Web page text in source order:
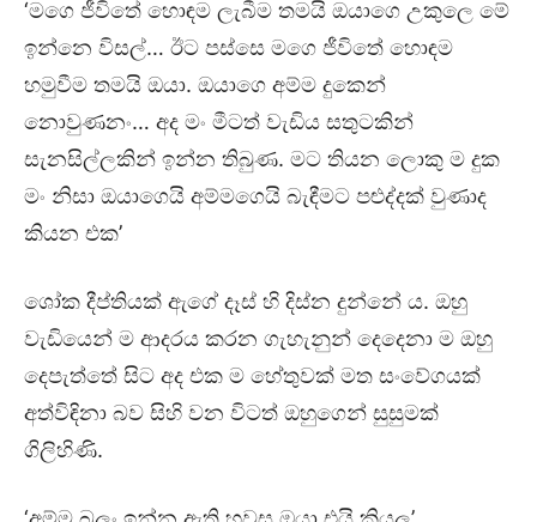
‘මගෙ ජීවිතේ හොඳම ලැබීම තමයි ඔයාගෙ උකුලෙ මේ
ඉන්නෙ විසල්… ඊට පස්සෙ මගෙ ජීවිතේ හොඳම
හමුවීම තමයි ඔයා. ඔයාගෙ අම්ම දුකෙන්
නොවුණනං… අද මං මීටත් වැඩිය සතුටකින්
සැනසිල්ලකින් ඉන්න තිබුණ. මට තියන ලොකු ම දුක
මං නිසා ඔයාගෙයි අම්මගෙයි බැඳීමට පළුද්දක් වුණාද
කියන එක’
ශෝක දීප්තියක් ඇගේ දෑස් හි දිස්න දුන්නේ ය. ඔහු
වැඩියෙන් ම ආදරය කරන ගැහැනුන් දෙදෙනා ම ඔහු
දෙපැත්තේ සිට අද එක ම හේතුවක් මත සංවේගයක්
අත්විඳිනා බව සිහි වන විටත් ඔහුගෙන් සුසුමක්
ගිලිහිණි.